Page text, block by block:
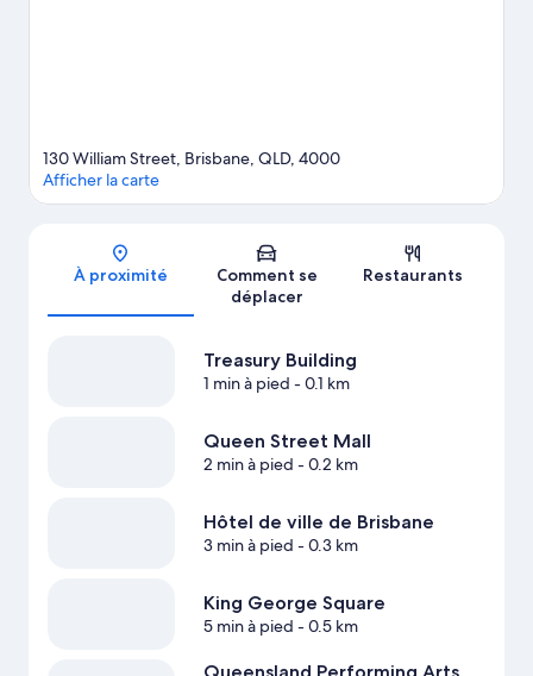
Carte
130 William Street, Brisbane, QLD, 4000
Afficher la carte
À proximité
Comment se
déplacer
Restaurants
Treasury Building
1 min à pied - 0.1 km
Queen Street Mall
2 min à pied - 0.2 km
Hôtel de ville de Brisbane
3 min à pied - 0.3 km
King George Square
5 min à pied - 0.5 km